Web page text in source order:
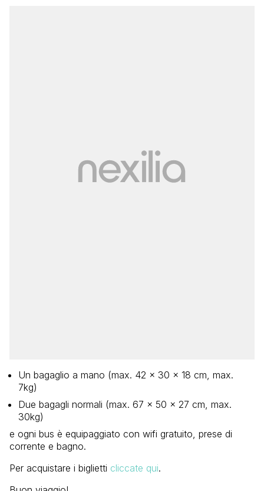
Un bagaglio a mano (max. 42 x 30 x 18 cm, max.
7kg)
Due bagagli normali (max. 67 x 50 x 27 cm, max.
30kg)​
e ogni bus è equipaggiato con wifi gratuito, prese di
corrente e bagno.
Per acquistare i biglietti cliccate qui.